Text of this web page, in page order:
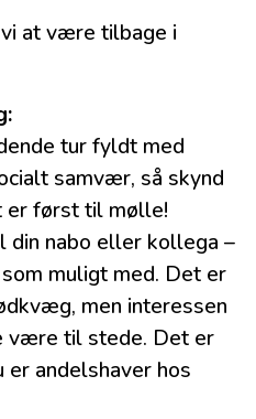
at være tilbage i
tur fyldt med
samvær, så skynd
er først til mølle!
din nabo eller kollega –
muligt med. Det er
men interessen
være til stede. Det er
andelshaver hos